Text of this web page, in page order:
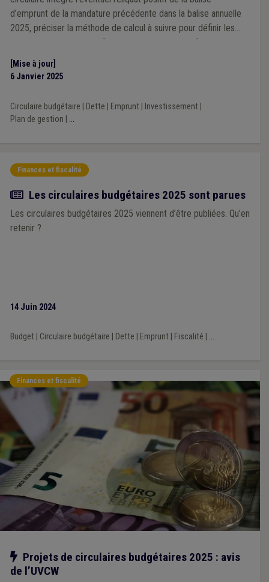
d’emprunt de la mandature précédente dans la balise annuelle
2025, préciser la méthode de calcul à suivre pour définir les
ratios d’endettement et fixe le ratio des charges financières à
15,5 % pour les communes sous plan de gestion.
[Mise à jour]
6 Janvier 2025
Circulaire budgétaire Dette Emprunt| Investissement|
Plan de gestion
...
Finances et fiscalité
Actualité
Les circulaires budgétaires 2025 sont parues
Les circulaires budgétaires 2025 viennent d’être publiées. Qu’en
retenir ?
14 Juin 2024
Budget| Circulaire budgétaire Dette Emprunt| Fiscalité ...
Finances et fiscalité
Notre action
Projets de circulaires budgétaires 2025 : avis
de l’UVCW